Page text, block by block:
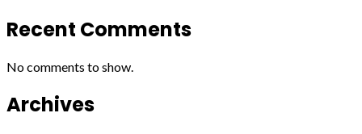
Recent Comments
No comments to show.
Archives